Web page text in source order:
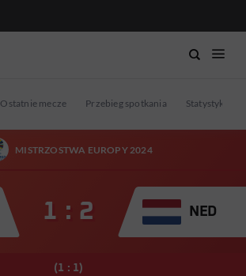
Ostatnie mecze Przebieg spotkania Statystyki
MISTRZOSTWA EUROPY 2024
1 : 2 NED
(1 : 1)